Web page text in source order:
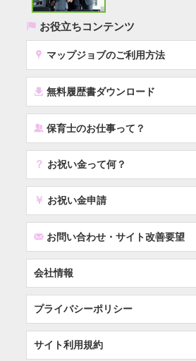
( お役立ちコンテンツ
x マップジョブのご利用方法
í 無料履歴書ダウンロード
‰ 保育士のお仕事って？
？ お祝い金って何？
￥ お祝い金申請
Fお問い合わせ・サイト改善要望
会社情報
プライバシーポリシー
サイト利用規約